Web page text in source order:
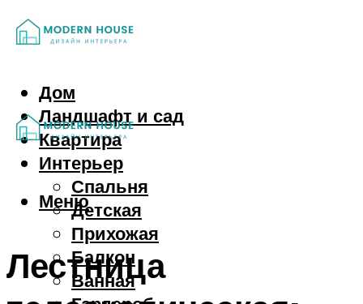
Дом
Ландшафт и сад
Квартира
Интерьер
Спальня
Детская
Прихожая
Балкон
Ванная
Меню
Лестница